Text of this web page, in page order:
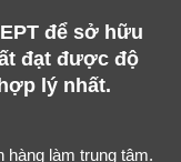
để sở hữu
đạt được độ
lý nhất.
hàng làm trung tâm.